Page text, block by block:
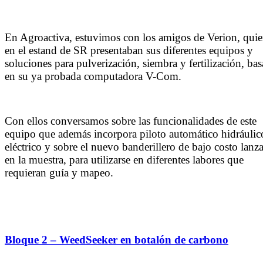
En Agroactiva, estuvimos con los amigos de Verion,
en el estand de SR presentaban sus diferentes equipos y
soluciones para pulverización, siembra y fertilización,
en su ya probada computadora V-Com.
Con ellos conversamos sobre las funcionalidades de este
equipo que además incorpora piloto automático
eléctrico y sobre el nuevo banderillero de bajo costo
en la muestra, para utilizarse en diferentes labores que
requieran guía y mapeo.
Bloque 2 – WeedSeeker en botalón de carbono